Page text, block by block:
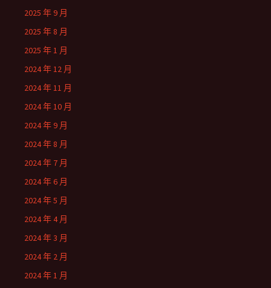
2025 年 9 月
2025 年 8 月
2025 年 1 月
2024 年 12 月
2024 年 11 月
2024 年 10 月
2024 年 9 月
2024 年 8 月
2024 年 7 月
2024 年 6 月
2024 年 5 月
2024 年 4 月
2024 年 3 月
2024 年 2 月
2024 年 1 月